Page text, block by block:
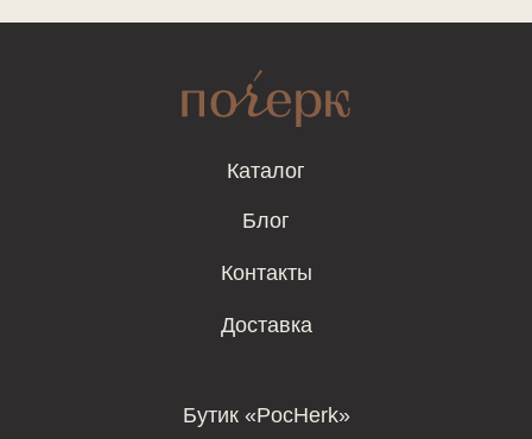
Каталог
Блог
Контакты
Доставка
Бутик «PocHerk»